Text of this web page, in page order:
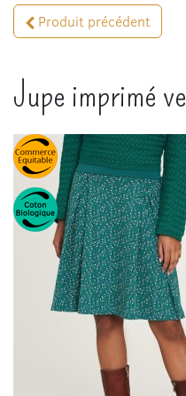
Produit précédent
Jupe imprimé